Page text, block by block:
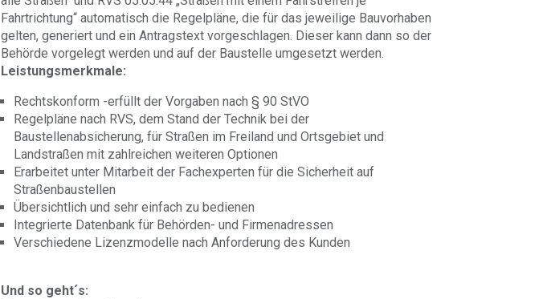
Fahrtrichtung“ automatisch die Regelpläne, die für das jeweilige Bauvorhaben
gelten, generiert und ein Antragstext vorgeschlagen. Dieser kann dann so der
Behörde vorgelegt werden und auf der Baustelle umgesetzt werden.
Leistungsmerkmale:
Rechtskonform -erfüllt der Vorgaben nach § 90 StVO
Regelpläne nach RVS, dem Stand der Technik bei der
Baustellenabsicherung, für Straßen im Freiland und Ortsgebiet und
Landstraßen mit zahlreichen weiteren Optionen
Erarbeitet unter Mitarbeit der Fachexperten für die Sicherheit auf
Straßenbaustellen
Übersichtlich und sehr einfach zu bedienen
Integrierte Datenbank für Behörden- und Firmenadressen
Verschiedene Lizenzmodelle nach Anforderung des Kunden
Und so geht´s: